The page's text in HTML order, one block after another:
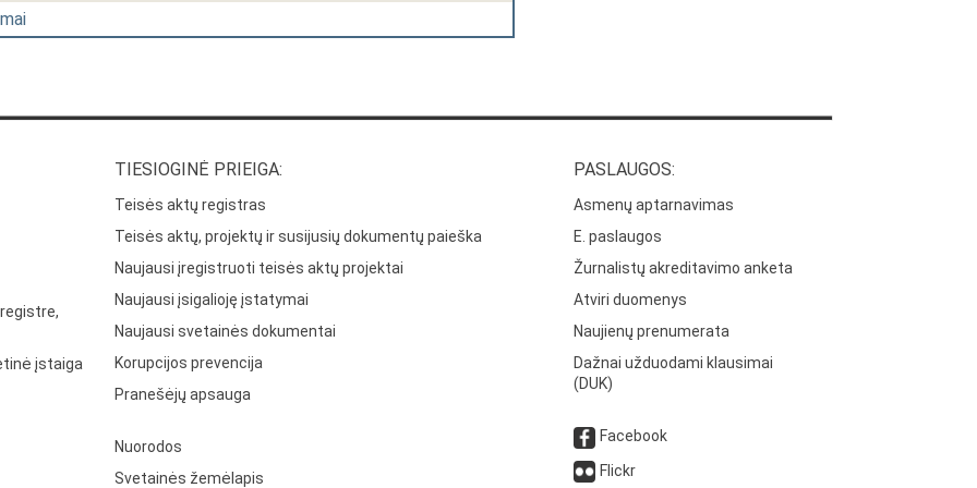
įstaiga
TIESIOGINĖ PRIEIGA:
Teisės aktų registras
Teisės aktų, projektų ir susijusių dokumentų paieška
Naujausi įregistruoti teisės aktų projektai
Naujausi įsigalioję įstatymai
Naujausi svetainės dokumentai
Korupcijos prevencija
Pranešėjų apsauga
Nuorodos
Svetainės žemėlapis
PASLAUGOS:
Asmenų aptarnavimas
E. paslaugos
Žurnalistų akreditavimo anketa
Atviri duomenys
Naujienų prenumerata
Dažnai užduodami klausimai
(DUK)
Facebook
Flickr